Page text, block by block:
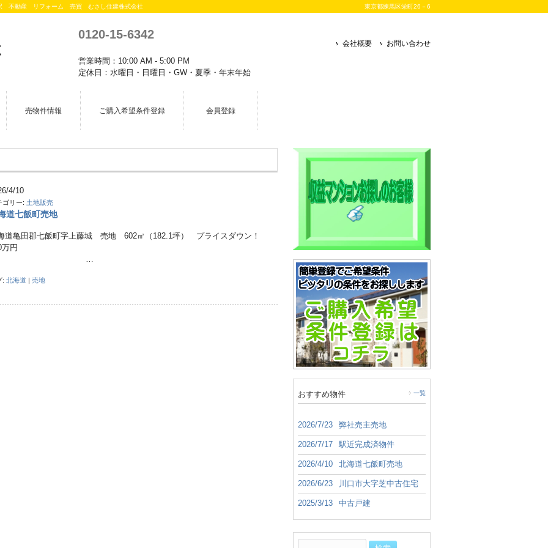
駅 不動産 リフォーム 売買 むさし住建株式会社 東京都練馬区栄町26－6
0120-15-6342
営業時間：10:00 AM - 5:00 PM
定休日：水曜日・日曜日・GW・夏季・年末年始
会社概要 お問い合わせ
売物件情報 ご購入希望条件登録 会員登録
4/10
ゴリー: 土地販売
道七飯町売地
道亀田郡七飯町字上藤城 売地 602㎡（182.1坪） プライスダウン！
万円
:北海道 |売地
おすすめ物件 一覧
2026/7/23 弊社売主売地
2026/7/17 駅近完成済物件
2026/4/10 北海道七飯町売地
2026/6/23 川口市大字芝中古住宅
2025/3/13 中古戸建